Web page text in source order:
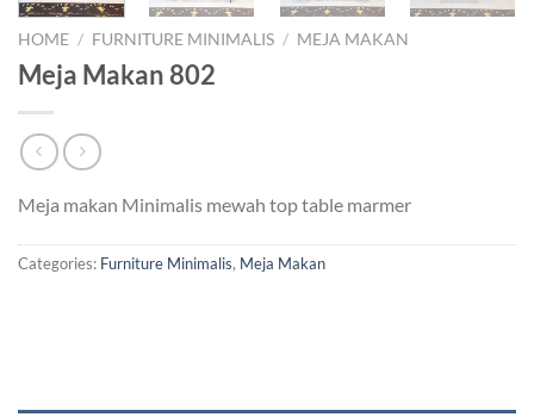
HOME / FURNITURE MINIMALIS / MEJA MAKAN
Meja Makan 802
Meja makan Minimalis mewah top table marmer
Categories: Furniture Minimalis, Meja Makan